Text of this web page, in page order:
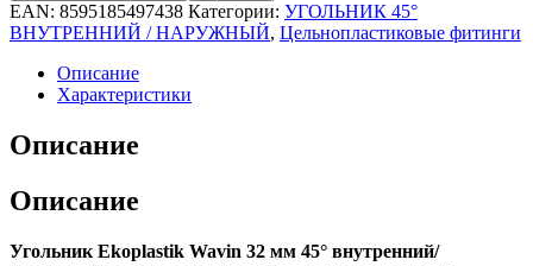
EAN: 8595185497438 Категории: УГОЛЬНИК 45°
ВНУТРЕННИЙ / НАРУЖНЫЙ, Цельнопластиковые фитинги
Описание
Характеристики
Описание
Описание
Угольник Ekoplastik Wavin 32 мм 45° внутренний/